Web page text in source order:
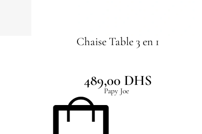
Chaise Table 3 en 1
Papy Joe
489,00 DHS